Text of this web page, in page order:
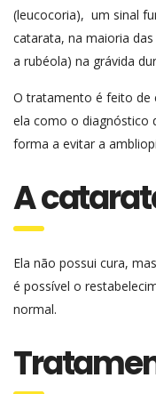
(leucocoria), um sinal
catarata, na maioria
a rubéola) na grávida
O tratamento é feito de
ela como o diagnóstico
forma a evitar a
A
Ela não possui cura,
é possível o
normal.